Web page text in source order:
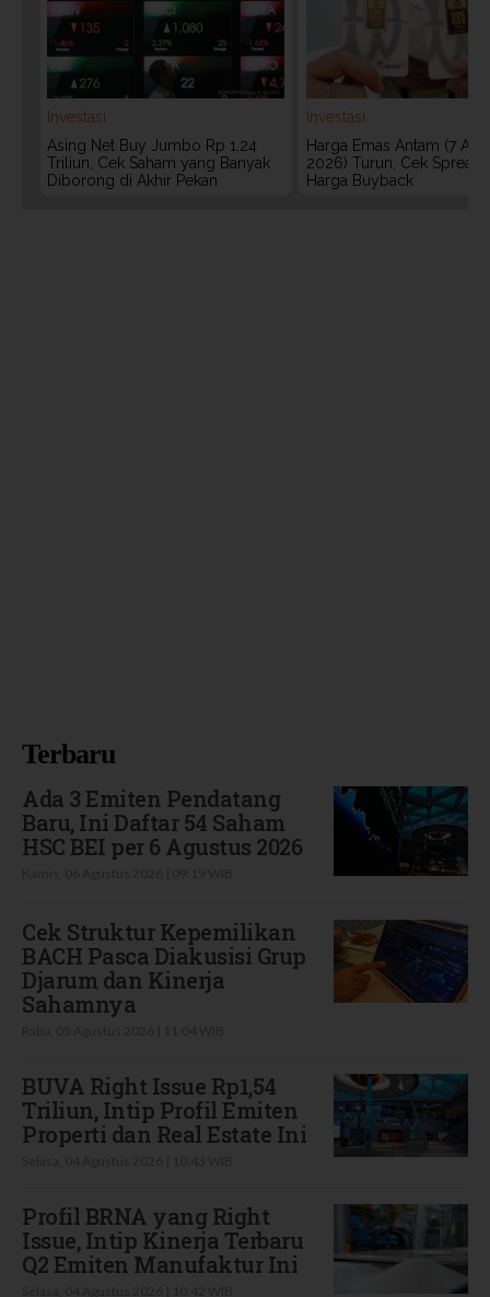
Investasi
Asing Net Buy Jumbo Rp 1,24
Triliun, Cek Saham yang Banyak
Diborong di Akhir Pekan
Investasi
Harga Emas Antam (7
2026) Turun, Cek Spread
Harga Buyback
Terbaru
Ada 3 Emiten Pendatang
Baru, Ini Daftar 54 Saham
HSC BEI per 6 Agustus 2026
Cek Struktur Kepemilikan
BACH Pasca Diakusisi Grup
Djarum dan Kinerja
Sahamnya
BUVA Right Issue Rp1,54
Triliun, Intip Profil Emiten
Properti dan Real Estate Ini
Profil BRNA yang Right
Issue, Intip Kinerja Terbaru
Q2 Emiten Manufaktur Ini